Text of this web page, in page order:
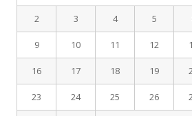
2 3 4 5
9 10 11 12
16 17 18 19
23 24 25 26